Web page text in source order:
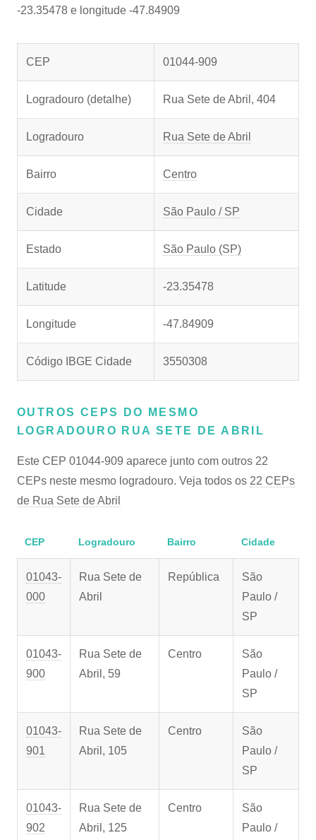
-23.35478 e longitude -47.84909
CEP 01044-909
Logradouro (detalhe) Rua Sete de Abril, 404
Logradouro Rua Sete de Abril
Bairro Centro
Cidade São Paulo / SP
Estado São Paulo (SP)
Latitude -23.35478
Longitude -47.84909
Código IBGE Cidade 3550308
OUTROS CEPS DO MESMO
LOGRADOURO RUA SETE DE ABRIL
Este CEP 01044-909 aparece junto com outros 22
CEPs neste mesmo logradouro. Veja todos os 22 CEPs
de Rua Sete de Abril
CEP Logradouro Bairro Cidade
01043-
000
Rua Sete de
Abril
República
São
Paulo /
SP
01043-
900
Rua Sete de
Abril, 59
Centro
São
Paulo /
SP
01043-
901
Rua Sete de
Abril, 105
Centro
São
Paulo /
SP
01043-
902
Rua Sete de
Abril, 125
Centro
São
Paulo /